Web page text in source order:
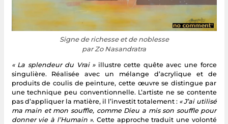
Signe de richesse et de noblesse
par Zo Nasandratra
« La splendeur du Vrai » illustre cette quête avec une force
singulière. Réalisée avec un mélange d’acrylique et de
produits de coulis de peinture, cette œuvre se distingue par
une technique peu conventionnelle. L’artiste ne se contente
pas d’appliquer la matière, il l’investit totalement : « J’ai utilisé
ma main et mon souffle, comme Dieu a mis son souffle pour
donner vie à l’Humain ». Cette approche traduit une volonté